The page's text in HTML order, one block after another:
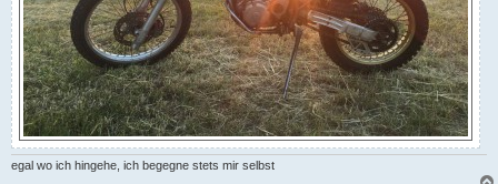
egal wo ich hingehe, ich begegne stets mir selbst